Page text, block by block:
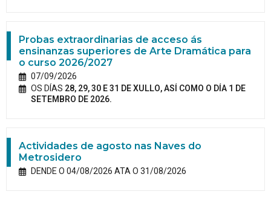
Probas extraordinarias de acceso ás
ensinanzas superiores de Arte Dramática para
o curso 2026/2027
07/09/2026
OS DÍAS 28, 29, 30 E 31 DE XULLO, ASÍ COMO O DÍA 1 DE
SETEMBRO DE 2026.
Actividades de agosto nas Naves do
Metrosidero
DENDE O 04/08/2026 ATA O 31/08/2026